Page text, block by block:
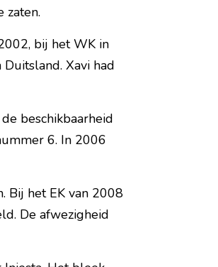
zaten.
bij het WK in
Xavi had
beschikbaarheid
6. In 2006
Bij het EK van 2008
De afwezigheid